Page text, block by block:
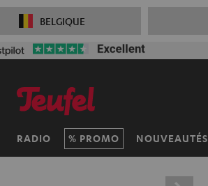
BELGIQUE
RADIO PROMO NOUVEAUTÉS